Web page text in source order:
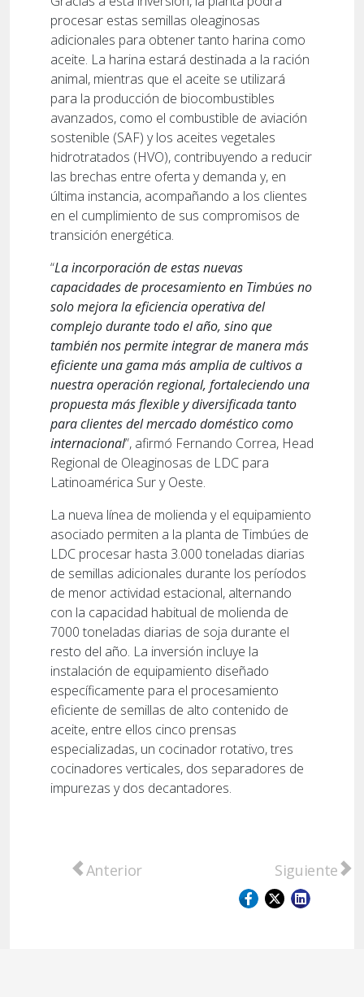
procesar estas semillas oleaginosas
adicionales para obtener tanto harina como
aceite. La harina estará destinada a la ración
animal, mientras que el aceite se utilizará
para la producción de biocombustibles
avanzados, como el combustible de aviación
sostenible (SAF) y los aceites vegetales
hidrotratados (HVO), contribuyendo a reducir
las brechas entre oferta y demanda y, en
última instancia, acompañando a los clientes
en el cumplimiento de sus compromisos de
transición energética.
“La incorporación de estas nuevas
capacidades de procesamiento en Timbúes no
solo mejora la eficiencia operativa del
complejo durante todo el año, sino que
también nos permite integrar de manera más
eficiente una gama más amplia de cultivos a
nuestra operación regional, fortaleciendo una
propuesta más flexible y diversificada tanto
para clientes del mercado doméstico como
internacional”, afirmó Fernando Correa, Head
Regional de Oleaginosas de LDC para
Latinoamérica Sur y Oeste.
La nueva línea de molienda y el equipamiento
asociado permiten a la planta de Timbúes de
LDC procesar hasta 3.000 toneladas diarias
de semillas adicionales durante los períodos
de menor actividad estacional, alternando
con la capacidad habitual de molienda de
7000 toneladas diarias de soja durante el
resto del año. La inversión incluye la
instalación de equipamiento diseñado
específicamente para el procesamiento
eficiente de semillas de alto contenido de
aceite, entre ellos cinco prensas
especializadas, un cocinador rotativo, tres
cocinadores verticales, dos separadores de
impurezas y dos decantadores.
Artículo anterior: Se firmó la paritaria
Anterior Artículo
Siguiente